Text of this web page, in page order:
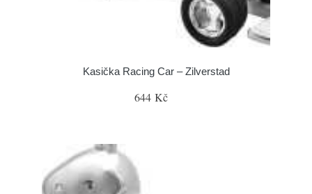
Kasička Racing Car – Zilverstad
644 Kč